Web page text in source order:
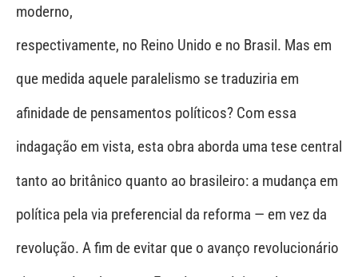
moderno,
respectivamente, no Reino Unido e no Brasil. Mas em
que medida aquele paralelismo se traduziria em
afinidade de pensamentos políticos? Com essa
indagação em vista, esta obra aborda uma tese central
tanto ao britânico quanto ao brasileiro: a mudança em
política pela via preferencial da reforma — em vez da
revolução. A fim de evitar que o avanço revolucionário